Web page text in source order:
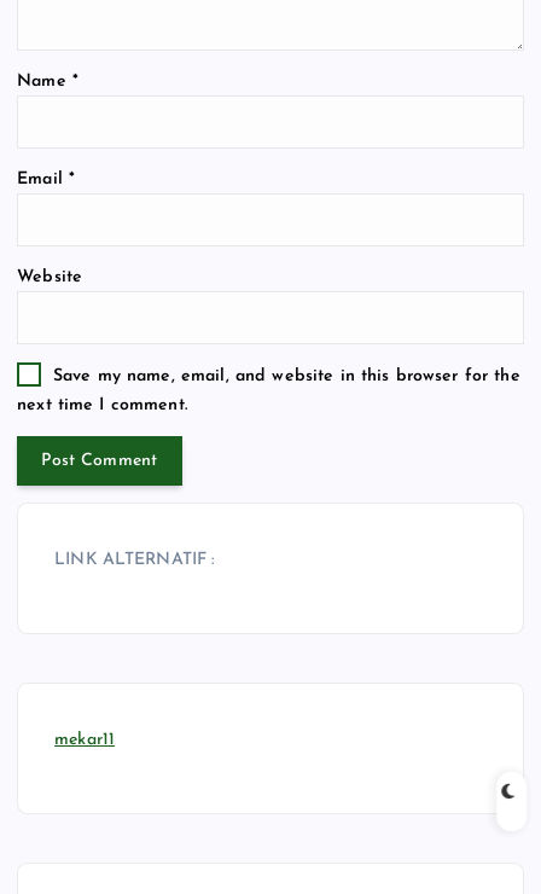
Name *
Email *
Website
Save my name, email, and website in this browser for the
next time I comment.
LINK ALTERNATIF :
mekar11